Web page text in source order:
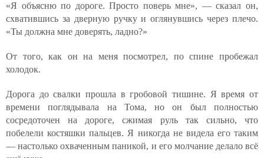
«Я объясню по дороге. Просто поверь мне», — сказал он,
схватившись за дверную ручку и оглянувшись через плечо.
«Ты должна мне доверять, ладно?»
От того, как он на меня посмотрел, по спине пробежал
холодок.
Дорога до свалки прошла в гробовой тишине. Я время от
времени поглядывала на Тома, но он был полностью
сосредоточен на дороге, сжимая руль так сильно, что
побелели костяшки пальцев. Я никогда не видела его таким
— настолько охваченным паникой, и его молчание делало всё